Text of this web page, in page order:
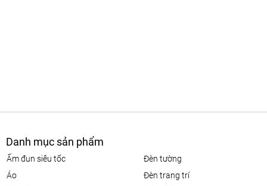
Danh mục sản phẩm
ấm đun siêu tốc
áo
đèn tường
đèn trang trí